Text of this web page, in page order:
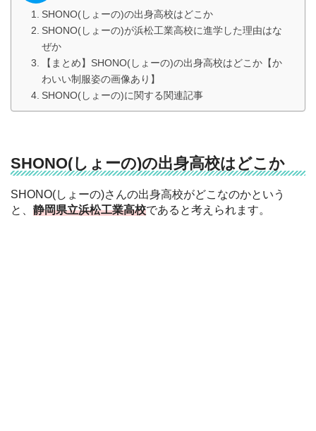
SHONO(しょーの)の出身高校はどこか
SHONO(しょーの)が浜松工業高校に進学した理由はな
ぜか
【まとめ】SHONO(しょーの)の出身高校はどこか【か
わいい制服姿の画像あり】
SHONO(しょーの)に関する関連記事
SHONO(しょーの)の出身高校はどこか
SHONO(しょーの)さんの出身高校がどこなのかという
と、 静岡県立浜松工業高校であると考えられます。